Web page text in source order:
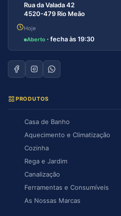
Rua da Valada 42
4520-479 Rio Meão
Hoje
Aberto · fecha às 19:30
PRODUTOS
Casa de Banho
Aquecimento e Climatização
Cozinha
Rega e Jardim
Canalização
Ferramentas e Consumíveis
As Nossas Marcas